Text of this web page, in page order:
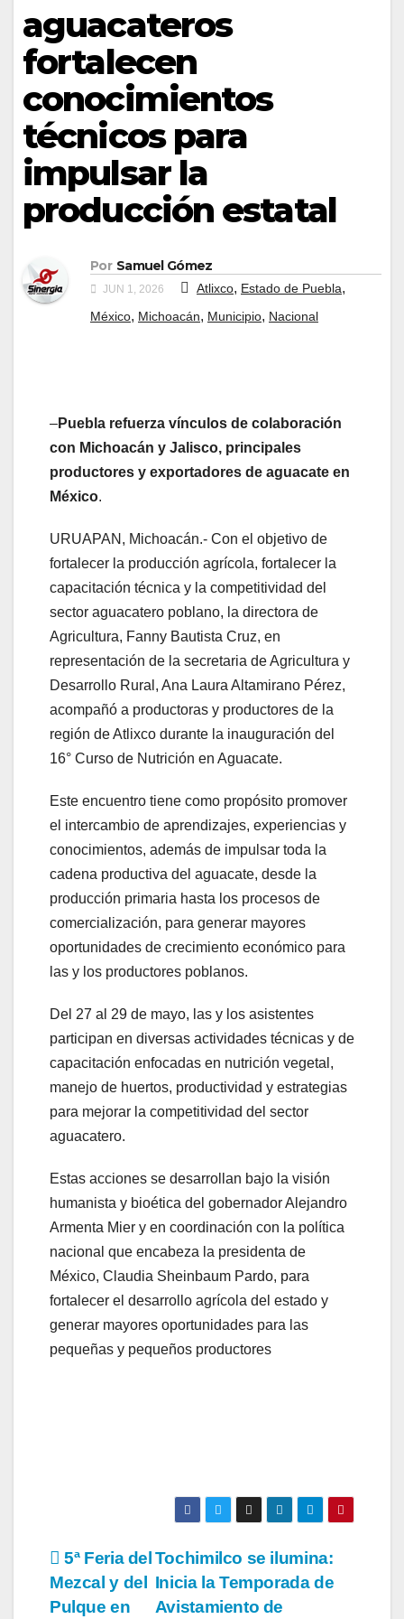
aguacateros
fortalecen
conocimientos
técnicos para
impulsar la
producción estatal
Por Samuel Gómez
JUN 1, 2026 Atlixco, Estado de Puebla,
México, Michoacán, Municipio, Nacional
–Puebla refuerza vínculos de colaboración
con Michoacán y Jalisco, principales
productores y exportadores de aguacate en
México.
URUAPAN, Michoacán.- Con el objetivo de
fortalecer la producción agrícola, fortalecer la
capacitación técnica y la competitividad del
sector aguacatero poblano, la directora de
Agricultura, Fanny Bautista Cruz, en
representación de la secretaria de Agricultura y
Desarrollo Rural, Ana Laura Altamirano Pérez,
acompañó a productoras y productores de la
región de Atlixco durante la inauguración del
16° Curso de Nutrición en Aguacate.
Este encuentro tiene como propósito promover
el intercambio de aprendizajes, experiencias y
conocimientos, además de impulsar toda la
cadena productiva del aguacate, desde la
producción primaria hasta los procesos de
comercialización, para generar mayores
oportunidades de crecimiento económico para
las y los productores poblanos.
Del 27 al 29 de mayo, las y los asistentes
participan en diversas actividades técnicas y de
capacitación enfocadas en nutrición vegetal,
manejo de huertos, productividad y estrategias
para mejorar la competitividad del sector
aguacatero.
Estas acciones se desarrollan bajo la visión
humanista y bioética del gobernador Alejandro
Armenta Mier y en coordinación con la política
nacional que encabeza la presidenta de
México, Claudia Sheinbaum Pardo, para
fortalecer el desarrollo agrícola del estado y
generar mayores oportunidades para las
pequeñas y pequeños productores
Navegación
de
Tochimilco se ilumina:
Inicia la Temporada de
Avistamiento de
5ª Feria del
Mezcal y del
Pulque en